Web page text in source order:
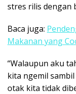
stres rilis dengan
Baca juga:
Makanan yang
“Walaupun aku
kita ngemil
otak kita tidak